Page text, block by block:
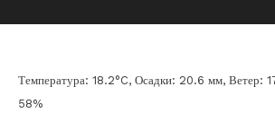
Температура: 18.2°C, Осадки: 20.6 мм, Ветер:
58%